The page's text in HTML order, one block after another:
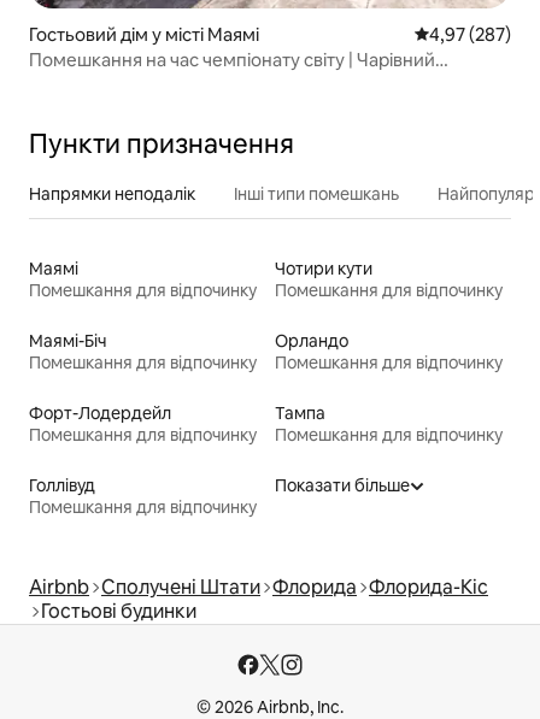
Гостьовий дім у місті Маямі Середня
4,97 (287)
Помешкання на час чемпіонату світу | Чарівний
Пункти призначення
Напрямки неподалік Інші типи помешкань
Маямі
Помешкання для відпочинку
Чотири кути
Помешкання для відпочинку
Маямі-Біч
Помешкання для відпочинку
Орландо
Помешкання для відпочинку
Форт-Лодердейл
Помешкання для відпочинку
Тампа
Помешкання для відпочинку
Голлівуд
Помешкання для відпочинку
Показати більше
Airbnb Сполучені Штати Флорида Флорида-Кіс
Гостьові будинки
© 2026 Airbnb, Inc.